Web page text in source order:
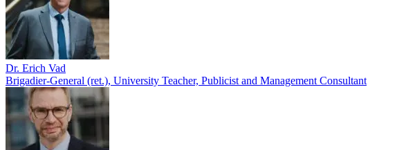
Dr. Erich Vad
Brigadier-General (ret.), University Teacher, Publicist and Management Consultant